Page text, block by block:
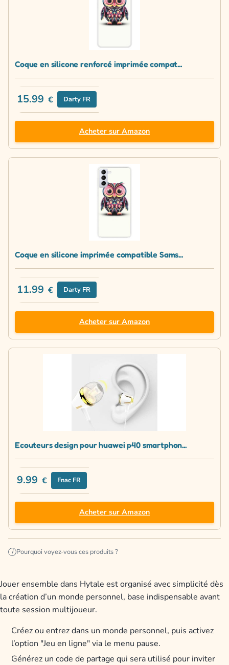
Coque en silicone renforcé imprimée compat...
15.99 € Darty FR
Acheter sur Amazon
Coque en silicone imprimée compatible Sams...
11.99 € Darty FR
Acheter sur Amazon
Ecouteurs design pour huawei p40 smartphon...
9.99 € Fnac FR
Acheter sur Amazon
i Pourquoi voyez-vous ces produits ?
Jouer ensemble dans Hytale est organisé avec simplicité dès
la création d’un monde personnel, base indispensable avant
toute session multijoueur.
Créez ou entrez dans un monde personnel, puis activez
l’option "Jeu en ligne" via le menu pause.
Générez un code de partage qui sera utilisé pour inviter